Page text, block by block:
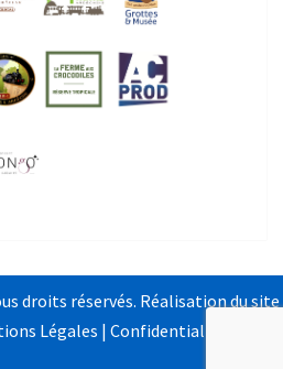
droits réservés. Réalisation du site
Légales | Confidentialité